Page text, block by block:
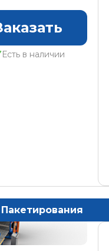
Есть в наличии